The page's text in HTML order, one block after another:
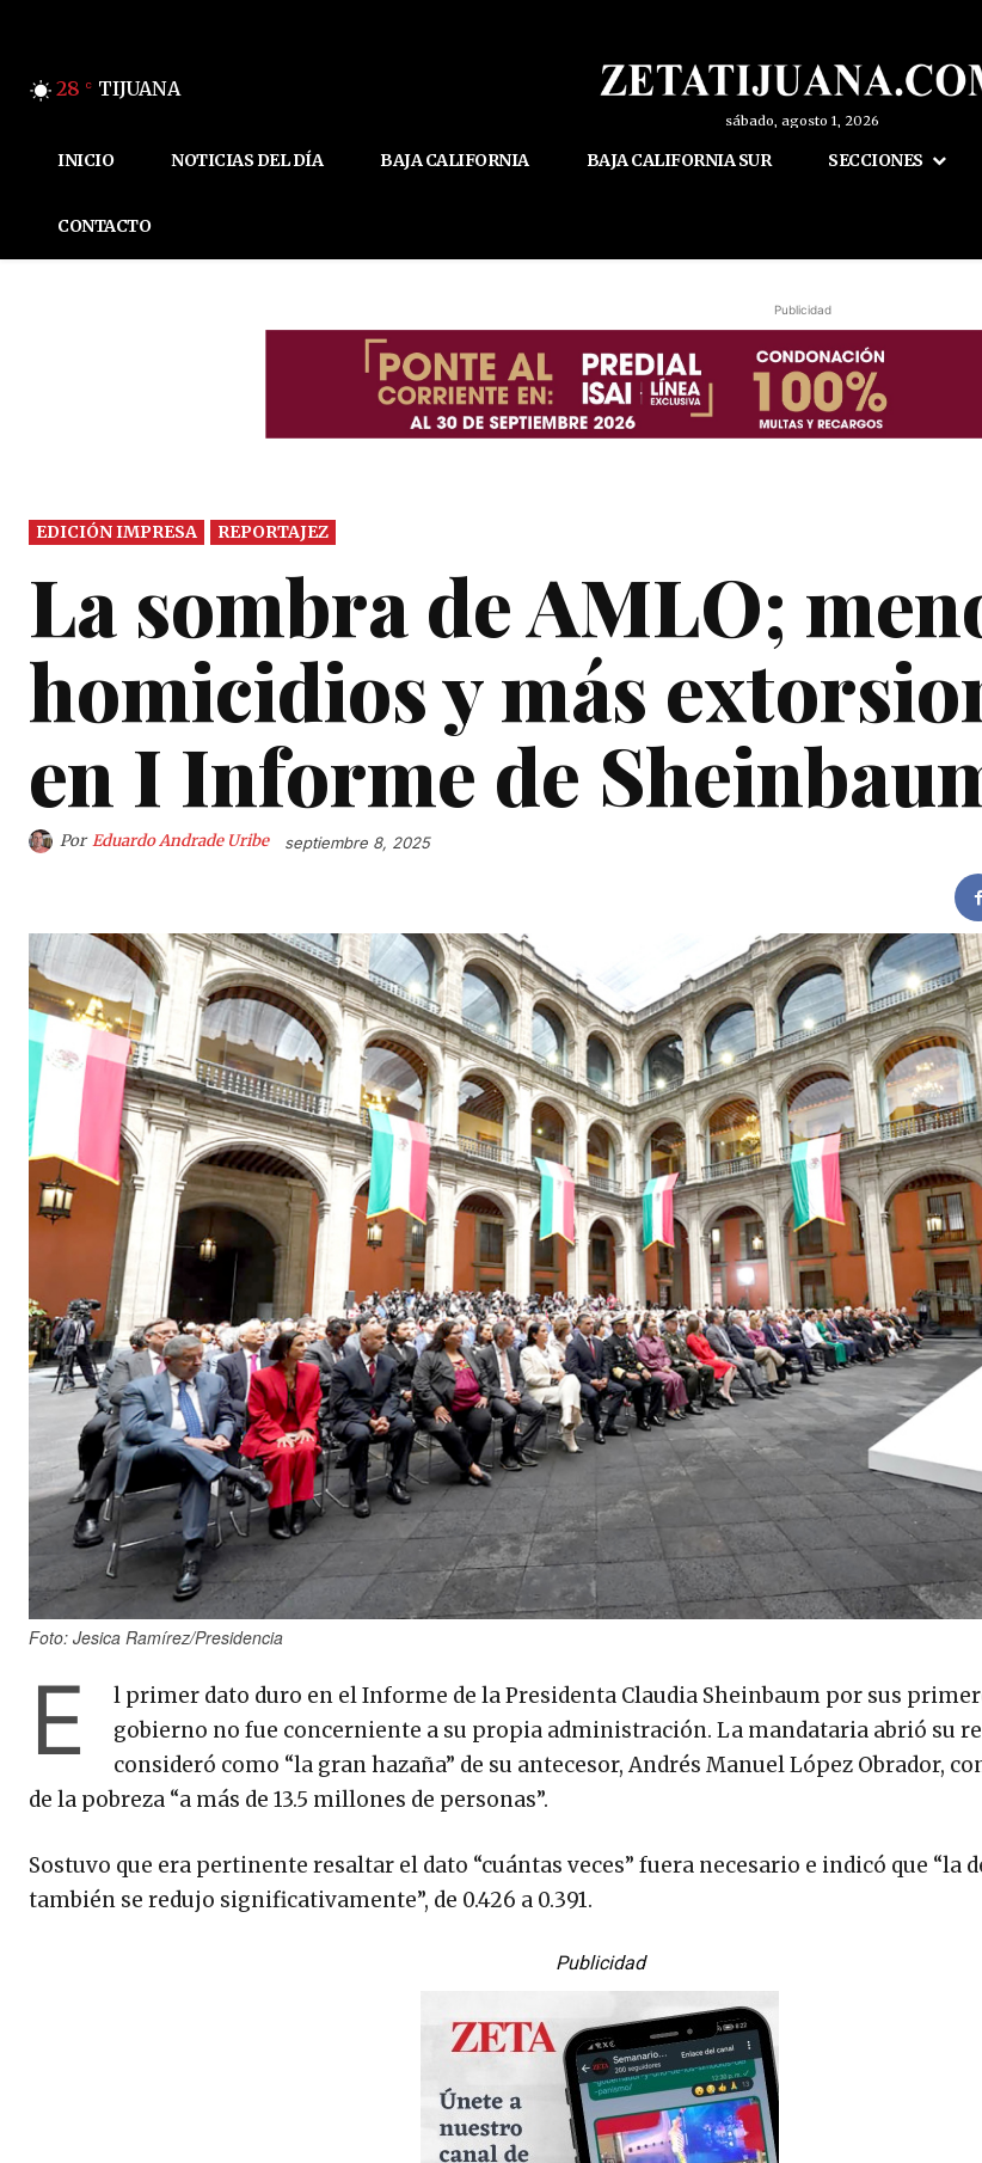
28 C TIJUANA
sábado, agosto 1, 2026
INICIO NOTICIAS DEL DÍA BAJA CALIFORNIA BAJA CALIFORNIA SUR SECCIONES
CONTACTO
Publicidad
EDICIÓN IMPRESA REPORTAJEZ
La sombra de AMLO;
homicidios y más
en I Informe de
Por Eduardo Andrade Uribe septiembre 8, 2025
Foto: Jesica Ramírez/Presidencia
E
l primer dato duro en el Informe de la Presidenta Claudia Sheinbaum por sus
gobierno no fue concerniente a su propia administración. La mandataria abrió su
consideró como “la gran hazaña” de su antecesor, Andrés Manuel López Obrador,
de la pobreza “a más de 13.5 millones de personas”.
Sostuvo que era pertinente resaltar el dato “cuántas veces” fuera necesario e indicó que “la
también se redujo significativamente”, de 0.426 a 0.391.
Publicidad